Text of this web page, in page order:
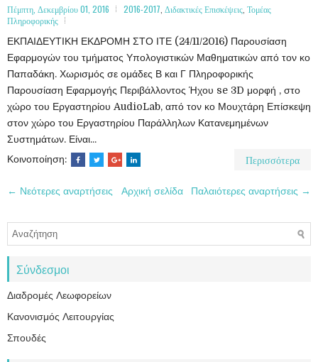
Πέμπτη, Δεκεμβρίου 01, 2016 2016-2017 Διδακτικές Επισκέψεις Τομέας
Πληροφορικής
ΕΚΠΑΙΔΕΥΤΙΚΗ ΕΚΔΡΟΜΗ ΣΤΟ ΙΤΕ (24/11/2016) Παρουσίαση
Εφαρμογών του τμήματος Υπολογιστικών Μαθηματικών από τον κο
Παπαδάκη. Χωρισμός σε ομάδες Β και Γ Πληροφορικής
Παρουσίαση Εφαρμογής Περιβάλλοντος Ήχου se 3D μορφή , στο
χώρο του Εργαστηρίου AudioLab, από τον κο Μουχτάρη Επίσκεψη
στον χώρο του Εργαστηρίου Παράλληλων Κατανεμημένων
Συστημάτων. Είναι...
Κοινοποίηση:
Περισσότερα
← Νεότερες αναρτήσεις Παλαιότερες αναρτήσεις →
Αρχική σελίδα
Σύνδεσμοι
Διαδρομές Λεωφορείων
Κανονισμός Λειτουργίας
Σπουδές